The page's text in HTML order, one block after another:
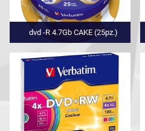
dvd -R 4.7Gb CAKE (25pz.)